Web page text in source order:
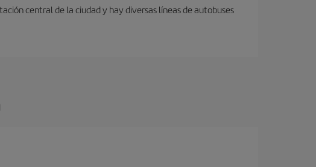
central de la ciudad y hay diversas líneas de autobuses